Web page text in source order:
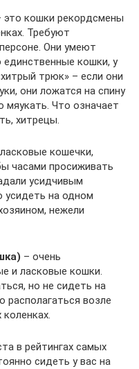
это кошки рекордсмены
Требуют
Они умеют
единственные кошки, у
трюк» – если они
они ложатся на спину
Что означает
хитрецы.
кошечки,
часами просиживать
усидчивым
усидеть на одном
нежели
– очень
и ласковые кошки.
но не сидеть на
возле
в рейтингах самых
сидеть у вас на